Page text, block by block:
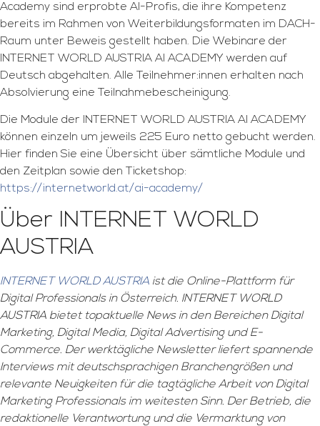
Academy sind erprobte AI-Profis, die ihre Kompetenz
bereits im Rahmen von Weiterbildungsformaten im DACH-
Raum unter Beweis gestellt haben. Die Webinare der
INTERNET WORLD AUSTRIA AI ACADEMY werden auf
Deutsch abgehalten. Alle Teilnehmer:innen erhalten nach
Absolvierung eine Teilnahmebescheinigung.
Die Module der INTERNET WORLD AUSTRIA AI ACADEMY
können einzeln um jeweils 225 Euro netto gebucht werden.
Hier finden Sie eine Übersicht über sämtliche Module und
den Zeitplan sowie den Ticketshop:
https://internetworld.at/ai-academy/
Über INTERNET WORLD
AUSTRIA
INTERNET WORLD AUSTRIA ist die Online-Plattform für
Digital Professionals in Österreich. INTERNET WORLD
AUSTRIA bietet topaktuelle News in den Bereichen Digital
Marketing, Digital Media, Digital Advertising und E-
Commerce. Der werktägliche Newsletter liefert spannende
Interviews mit deutschsprachigen Branchengrößen und
relevante Neuigkeiten für die tagtägliche Arbeit von Digital
Marketing Professionals im weitesten Sinn. Der Betrieb, die
redaktionelle Verantwortung und die Vermarktung von